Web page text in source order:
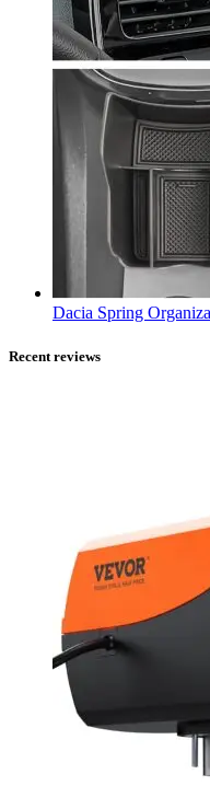
Dacia Spring
Recent reviews